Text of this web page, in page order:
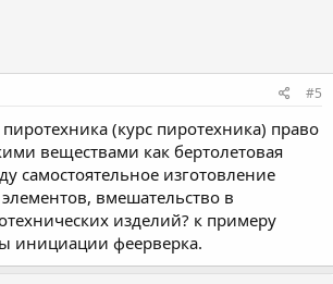
#5
(курс пиротехника) право
веществами как бертолетовая
самостоятельное изготовление
вмешательство в
изделий? к примеру
инициации феерверка.